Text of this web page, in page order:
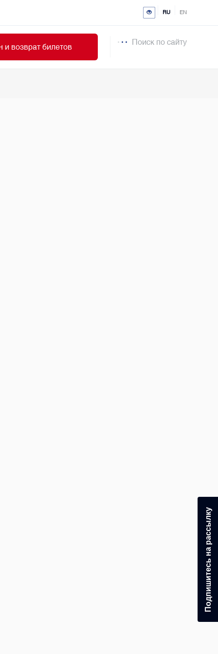
RU EN
и возврат билетов
Поиск по сайту
Подпишитесь на рассылку